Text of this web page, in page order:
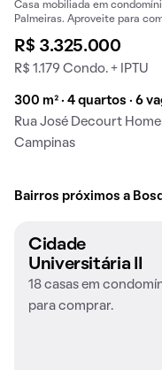
Casa mobiliada em
Palmeiras. Aproveite para
R$ 3.325.000
R$ 1.179 Condo. + IPTU
300 m² · 4 quartos · 6
Rua José Decourt
Campinas
Bairros próximos a
Cidade
Universitária II
18 casas em
para comprar.